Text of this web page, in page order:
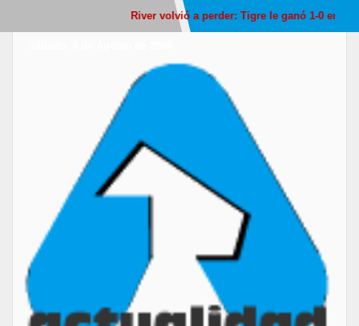
River volvió a perder: Tigre le ganó 1-0 en